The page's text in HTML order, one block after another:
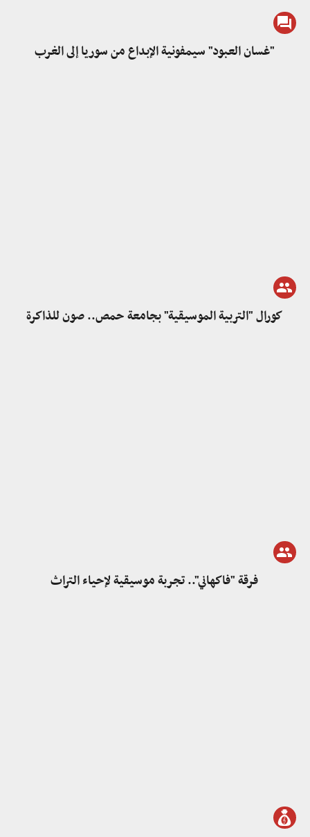
"غسان العبود" سيمفونية الإبداع من سوريا إلى الغرب
كورال "التربية الموسيقية" بجامعة حمص.. صون للذاكرة
فرقة "فاكهاني".. تجربة موسيقية لإحياء التراث